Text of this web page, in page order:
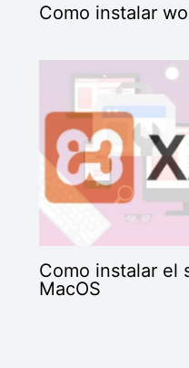
Como instalar
Como instalar el
MacOS